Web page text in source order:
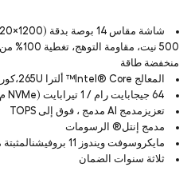
منخفضة طاقة
المعالج Intel® Core™ ألترا 265U،كور .10 جيجاهرتز،كور .70 جيجاهرتز
64 جيجابايت رام / 1 تيرابايت (NVMe م.2 إس إس دي)
تعزيزمدمج AI مدمج ، فوق إلى TOPS
مدمج إنتل® الرسومات
مايكروسوفت ويندوز 11 بروفيشنالمثبتة مسبقا)
ثلاثة سنوات الضمان